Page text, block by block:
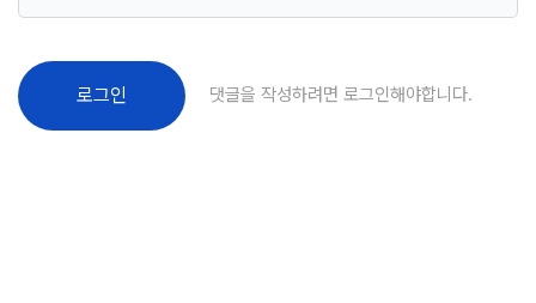
로그인 댓글을 작성하려면 로그인해야합니다.